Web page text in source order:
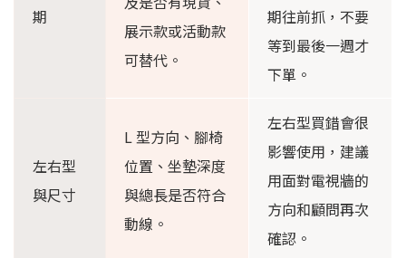
期
展示款或活動款
可替代。
期往前抓，不要
等到最後一週才
下單。
左右型
與尺寸
L 型方向、腳椅
位置、坐墊深度
與總長是否符合
動線。
左右型買錯會很
影響使用，建議
用面對電視牆的
方向和顧問再次
確認。